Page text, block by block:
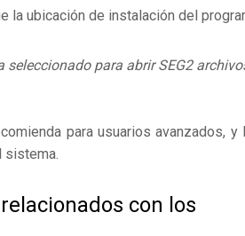
la ubicación de instalación del
seleccionado para abrir SEG2
para usuarios avanzados, y
sistema.
con los